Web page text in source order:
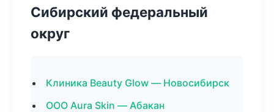
Сибирский федеральный
округ
Клиника Beauty Glow — Новосибирск
ООО Aura Skin — Абакан